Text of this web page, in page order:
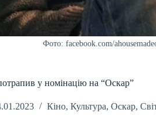
Фото: facebook.com/
у номінацію на “Оскар”
Кіно, Культура, Оскар,